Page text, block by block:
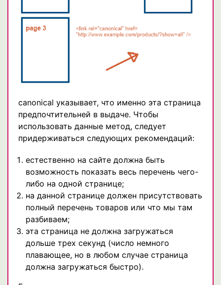
canonical указывает, что именно эта страница
предпочтительней в выдаче. Чтобы
использовать данные метод, следует
придерживаться следующих рекомендаций:
естественно на сайте должна быть
возможность показать весь перечень чего-
либо на одной странице;
на данной странице должен присутствовать
полный перечень товаров или что мы там
разбиваем;
эта страница не должна загружаться
дольше трех секунд (число немного
плавающее, но в любом случае страница
должна загружаться быстро).